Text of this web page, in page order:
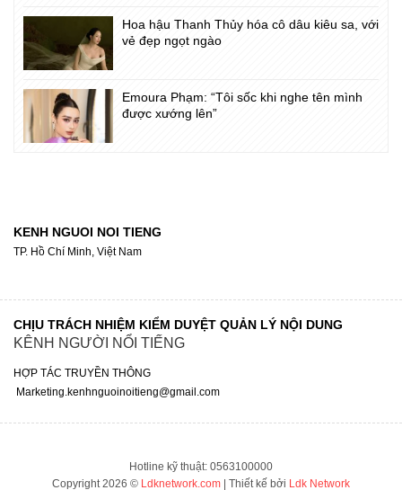
Hoa hậu Thanh Thủy hóa cô dâu kiêu sa, với
vẻ đẹp ngọt ngào
Emoura Phạm: “Tôi sốc khi nghe tên mình
được xướng lên”
KENH NGUOI NOI TIENG
TP. Hồ Chí Minh, Việt Nam
CHỊU TRÁCH NHIỆM KIỂM DUYỆT QUẢN LÝ NỘI DUNG
KÊNH NGƯỜI NỔI TIẾNG
HỢP TÁC TRUYỀN THÔNG
Marketing.kenhnguoinoitieng@gmail.com
Hotline kỹ thuật: 0563100000
Copyright 2026 © Ldknetwork.com | Thiết kế bởi Ldk Network